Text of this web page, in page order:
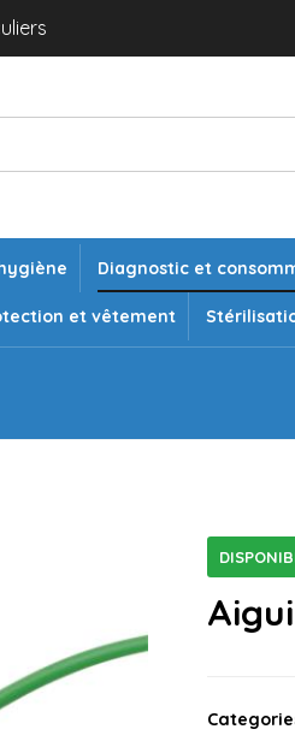
Diagnostic et
et vêtement